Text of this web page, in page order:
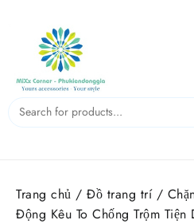
content
Trang chủ / Đồ trang trí/
Động Kêu To Chống Trộm Tiện